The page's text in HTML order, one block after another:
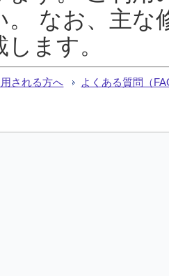
。 なお、主な
ます。
される方へ よくある質問（